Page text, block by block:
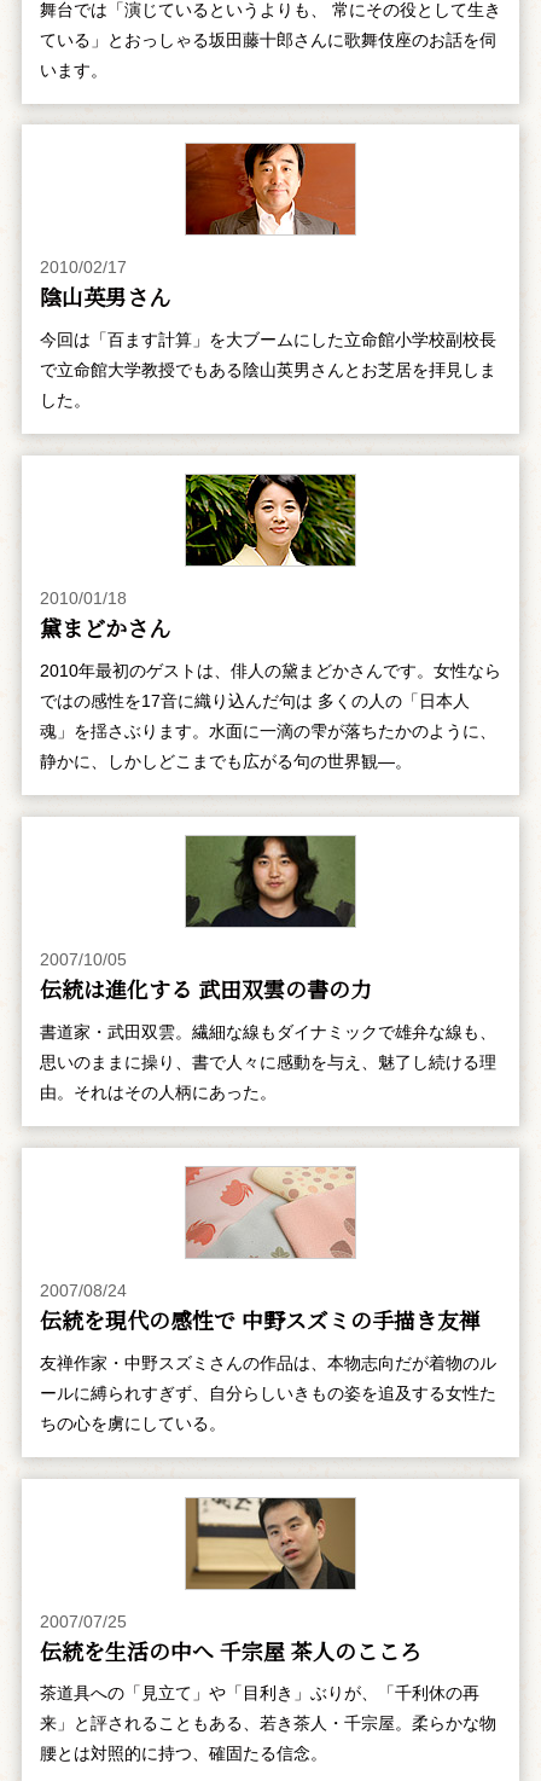
舞台では「演じているというよりも、 常にその役として生き
ている」とおっしゃる坂田藤十郎さんに歌舞伎座のお話を伺
います。
2010/02/17
陰山英男さん
今回は「百ます計算」を大ブームにした立命館小学校副校長
で立命館大学教授でもある陰山英男さんとお芝居を拝見しま
した。
2010/01/18
黛まどかさん
2010年最初のゲストは、俳人の黛まどかさんです。女性なら
ではの感性を17音に織り込んだ句は 多くの人の「日本人
魂」を揺さぶります。水面に一滴の雫が落ちたかのように、
静かに、しかしどこまでも広がる句の世界観―。
2007/10/05
伝統は進化する 武田双雲の書の力
書道家・武田双雲。繊細な線もダイナミックで雄弁な線も、
思いのままに操り、書で人々に感動を与え、魅了し続ける理
由。それはその人柄にあった。
2007/08/24
伝統を現代の感性で 中野スズミの手描き友禅
友禅作家・中野スズミさんの作品は、本物志向だが着物のル
ールに縛られすぎず、自分らしいきもの姿を追及する女性た
ちの心を虜にしている。
2007/07/25
伝統を生活の中へ 千宗屋 茶人のこころ
茶道具への「見立て」や「目利き」ぶりが、「千利休の再
来」と評されることもある、若き茶人・千宗屋。柔らかな物
腰とは対照的に持つ、確固たる信念。